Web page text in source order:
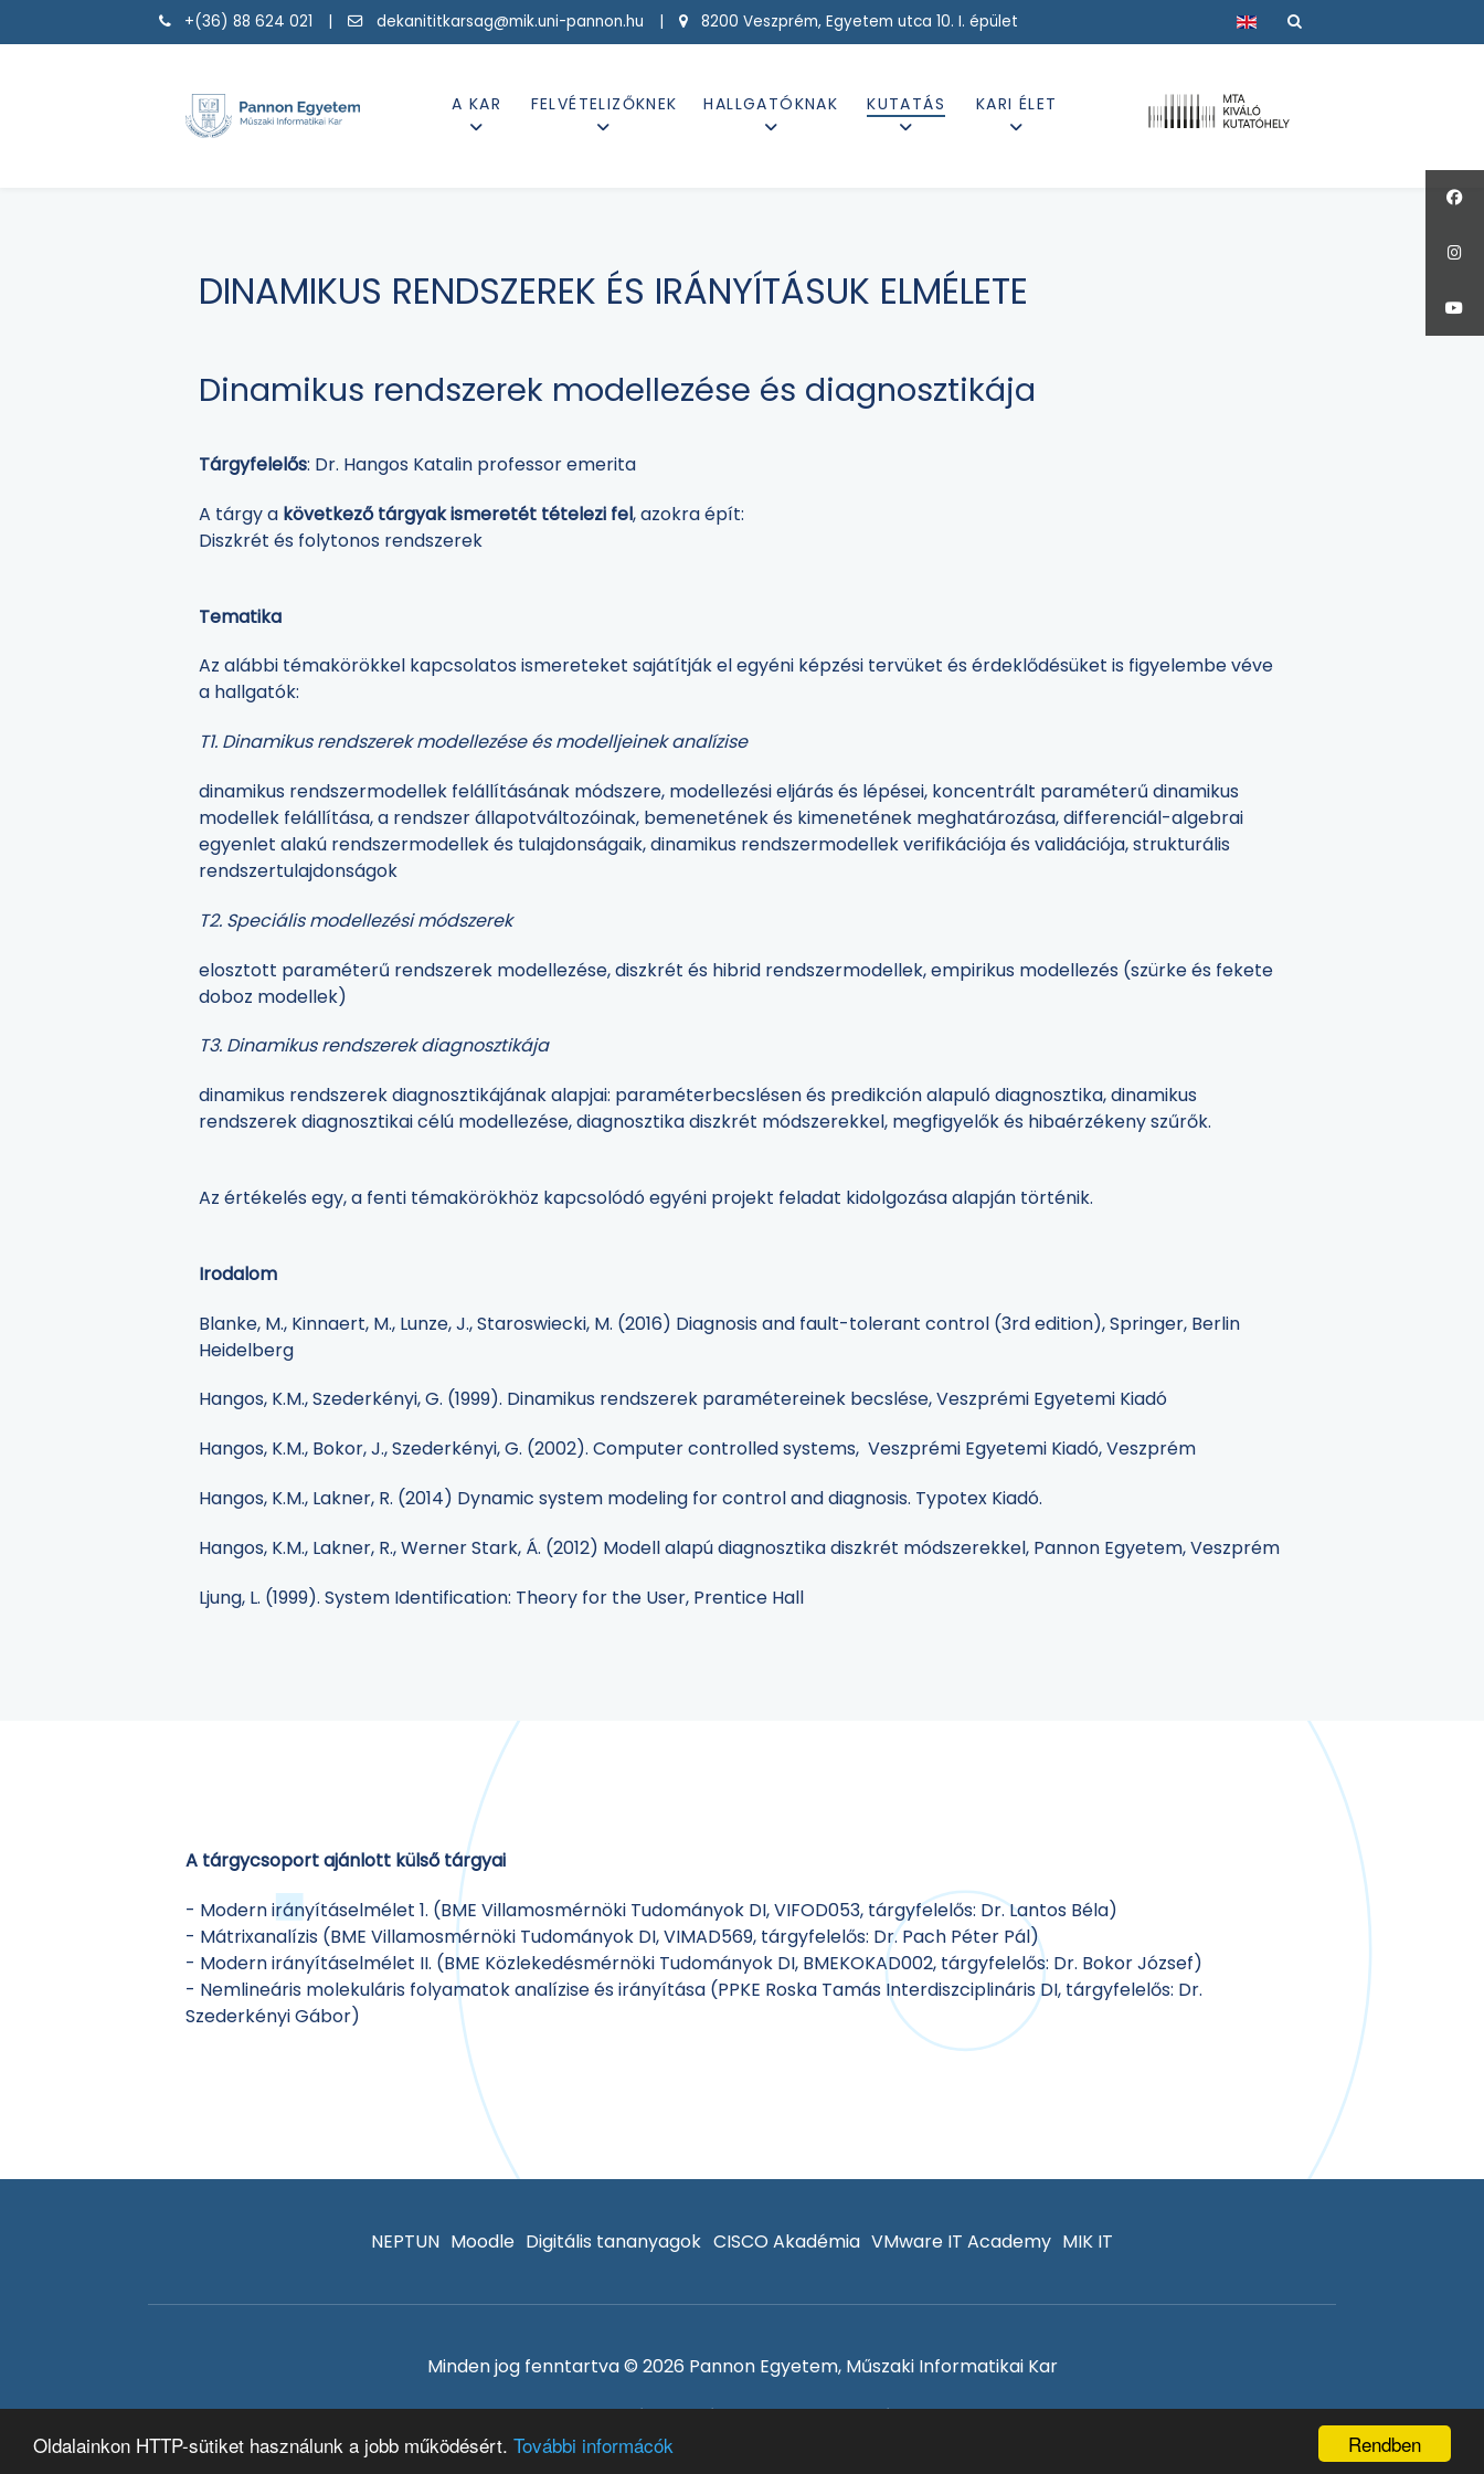
Rendben
Oldalainkon HTTP-sütiket használunk a jobb működésért. További informácók
+(36) 88 624 021 | dekanititkarsag@mik.uni-pannon.hu | 8200 Veszprém, Egyetem utca 10. I. épület Válasszon nyelvet
A KAR FELVÉTELIZŐKNEK HALLGATÓKNAK KUTATÁS KARI ÉLET
DINAMIKUS RENDSZEREK ÉS IRÁNYÍTÁSUK ELMÉLETE
Dinamikus rendszerek modellezése és diagnosztikája
Tárgyfelelős: Dr. Hangos Katalin professor emerita
A tárgy a következő tárgyak ismeretét tételezi fel, azokra épít:
Diszkrét és folytonos rendszerek
Tematika
Az alábbi témakörökkel kapcsolatos ismereteket sajátítják el egyéni képzési tervüket és érdeklődésüket is figyelembe véve
a hallgatók:
T1. Dinamikus rendszerek modellezése és modelljeinek analízise
dinamikus rendszermodellek felállításának módszere, modellezési eljárás és lépései, koncentrált paraméterű dinamikus
modellek felállítása, a rendszer állapotváltozóinak, bemenetének és kimenetének meghatározása, differenciál-algebrai
egyenlet alakú rendszermodellek és tulajdonságaik, dinamikus rendszermodellek verifikációja és validációja, strukturális
rendszertulajdonságok
T2. Speciális modellezési módszerek
elosztott paraméterű rendszerek modellezése, diszkrét és hibrid rendszermodellek, empirikus modellezés (szürke és fekete
doboz modellek)
T3. Dinamikus rendszerek diagnosztikája
dinamikus rendszerek diagnosztikájának alapjai: paraméterbecslésen és predikción alapuló diagnosztika, dinamikus
rendszerek diagnosztikai célú modellezése, diagnosztika diszkrét módszerekkel, megfigyelők és hibaérzékeny szűrők.
Az értékelés egy, a fenti témakörökhöz kapcsolódó egyéni projekt feladat kidolgozása alapján történik.
Irodalom
Blanke, M., Kinnaert, M., Lunze, J., Staroswiecki, M. (2016) Diagnosis and fault-tolerant control (3rd edition), Springer, Berlin
Heidelberg
Hangos, K.M., Szederkényi, G. (1999). Dinamikus rendszerek paramétereinek becslése, Veszprémi Egyetemi Kiadó
Hangos, K.M., Bokor, J., Szederkényi, G. (2002). Computer controlled systems, Veszprémi Egyetemi Kiadó, Veszprém
Hangos, K.M., Lakner, R. (2014) Dynamic system modeling for control and diagnosis. Typotex Kiadó.
Hangos, K.M., Lakner, R., Werner Stark, Á. (2012) Modell alapú diagnosztika diszkrét módszerekkel, Pannon Egyetem, Veszprém
Ljung, L. (1999). System Identification: Theory for the User, Prentice Hall
A tárgycsoport ajánlott külső tárgyai
- Modern irányításelmélet 1. (BME Villamosmérnöki Tudományok DI, VIFOD053, tárgyfelelős: Dr. Lantos Béla)
- Mátrixanalízis (BME Villamosmérnöki Tudományok DI, VIMAD569, tárgyfelelős: Dr. Pach Péter Pál)
- Modern irányításelmélet II. (BME Közlekedésmérnöki Tudományok DI, BMEKOKAD002, tárgyfelelős: Dr. Bokor József)
- Nemlineáris molekuláris folyamatok analízise és irányítása (PPKE Roska Tamás Interdiszciplináris DI, tárgyfelelős: Dr.
Szederkényi Gábor)
NEPTUN Moodle Digitális tananyagok CISCO Akadémia VMware IT Academy MIK IT
Minden jog fenntartva © 2026 Pannon Egyetem, Műszaki Informatikai Kar
Adatvédelem és sütik Bejelentkezés